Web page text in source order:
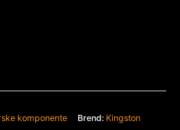
komponente Brend: Kingston